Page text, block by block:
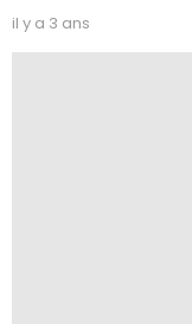
il y a 3 ans